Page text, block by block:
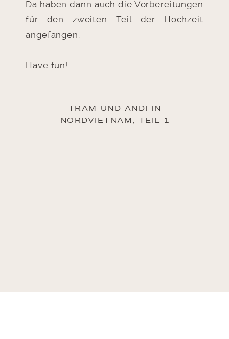
TRAM UND ANDI IN
NORDVIETNAM, TEIL 1
Da haben dann auch die Vorbereitungen
für den zweiten Teil der Hochzeit
angefangen.
Have fun!